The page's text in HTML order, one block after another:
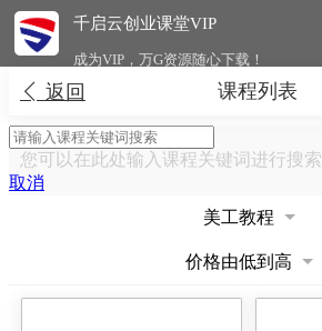
千启云创业课堂VIP
成为VIP，万G资源随心下载！
 返回 课程列表
您可以在此处输入课程关键词进行搜索
取消
美工教程
价格由低到高